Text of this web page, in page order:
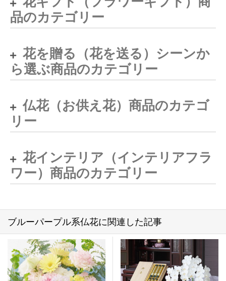
品のカテゴリー
花を贈る（花を送る）シーンか
ら選ぶ商品のカテゴリー
仏花（お供え花）商品のカテゴ
リー
花インテリア（インテリアフラ
ワー）商品のカテゴリー
ブルーパープル系仏花に関連した記事